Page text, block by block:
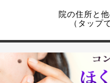
院の住所と
（タップ